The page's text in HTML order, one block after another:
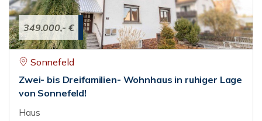
349.000,- €
Sonnefeld
Zwei- bis Dreifamilien- Wohnhaus in ruhiger Lage
von Sonnefeld!
Haus